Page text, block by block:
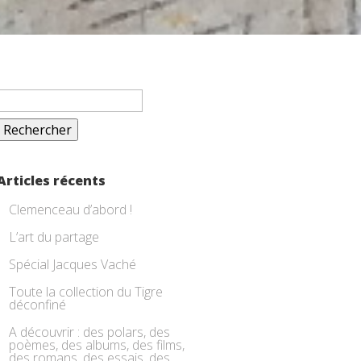
:
récents
Clemenceau d’abord !
L’art du partage
Spécial Jacques Vaché
Toute la collection du Tigre
déconfiné
A découvrir : des polars, des
poèmes, des albums, des films,